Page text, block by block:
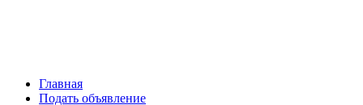
Главная
Подать объявление